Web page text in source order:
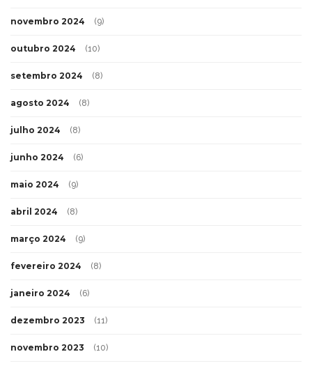
novembro 2024 (9)
outubro 2024 (10)
setembro 2024 (8)
agosto 2024 (8)
julho 2024 (8)
junho 2024 (6)
maio 2024 (9)
abril 2024 (8)
março 2024 (9)
fevereiro 2024 (8)
janeiro 2024 (6)
dezembro 2023 (11)
novembro 2023 (10)